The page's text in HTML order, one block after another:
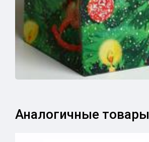
Аналогичные товары